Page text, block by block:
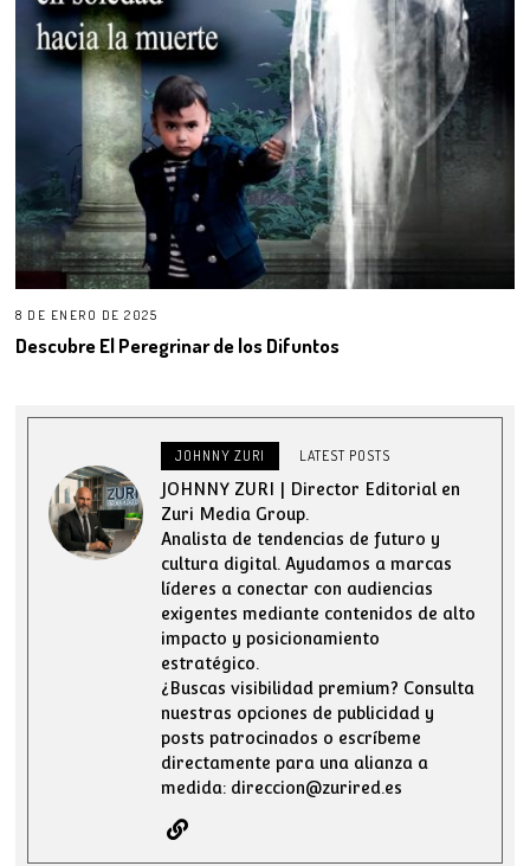
8 DE ENERO DE 2025
Descubre El Peregrinar de los Difuntos
JOHNNY ZURI LATEST POSTS
JOHNNY ZURI | Director Editorial en
Zuri Media Group.
Analista de tendencias de futuro y
cultura digital. Ayudamos a marcas
líderes a conectar con audiencias
exigentes mediante contenidos de alto
impacto y posicionamiento
estratégico.
¿Buscas visibilidad premium? Consulta
nuestras opciones de publicidad y
posts patrocinados o escríbeme
directamente para una alianza a
medida: direccion@zurired.es